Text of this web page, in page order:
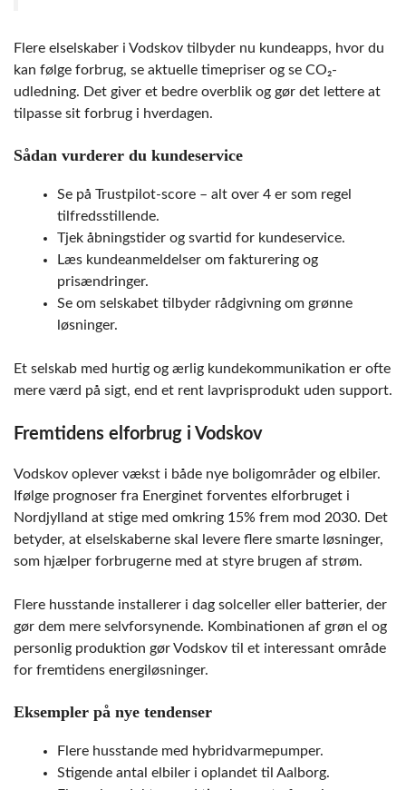
Flere elselskaber i Vodskov tilbyder nu kundeapps, hvor du
kan følge forbrug, se aktuelle timepriser og se CO₂-
udledning. Det giver et bedre overblik og gør det lettere at
tilpasse sit forbrug i hverdagen.
Sådan vurderer du kundeservice
Se på Trustpilot-score – alt over 4 er som regel
tilfredsstillende.
Tjek åbningstider og svartid for kundeservice.
Læs kundeanmeldelser om fakturering og
prisændringer.
Se om selskabet tilbyder rådgivning om grønne
løsninger.
Et selskab med hurtig og ærlig kundekommunikation er ofte
mere værd på sigt, end et rent lavprisprodukt uden support.
Fremtidens elforbrug i Vodskov
Vodskov oplever vækst i både nye boligområder og elbiler.
Ifølge prognoser fra Energinet forventes elforbruget i
Nordjylland at stige med omkring 15% frem mod 2030. Det
betyder, at elselskaberne skal levere flere smarte løsninger,
som hjælper forbrugerne med at styre brugen af strøm.
Flere husstande installerer i dag solceller eller batterier, der
gør dem mere selvforsynende. Kombinationen af grøn el og
personlig produktion gør Vodskov til et interessant område
for fremtidens energiløsninger.
Eksempler på nye tendenser
Flere husstande med hybridvarmepumper.
Stigende antal elbiler i oplandet til Aalborg.